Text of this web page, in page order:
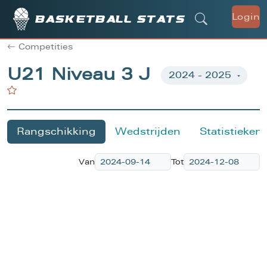
Basketball stats Login
Competities
U21 Niveau 3 J
Rangschikking Wedstrijden Statistieken
Van Tot